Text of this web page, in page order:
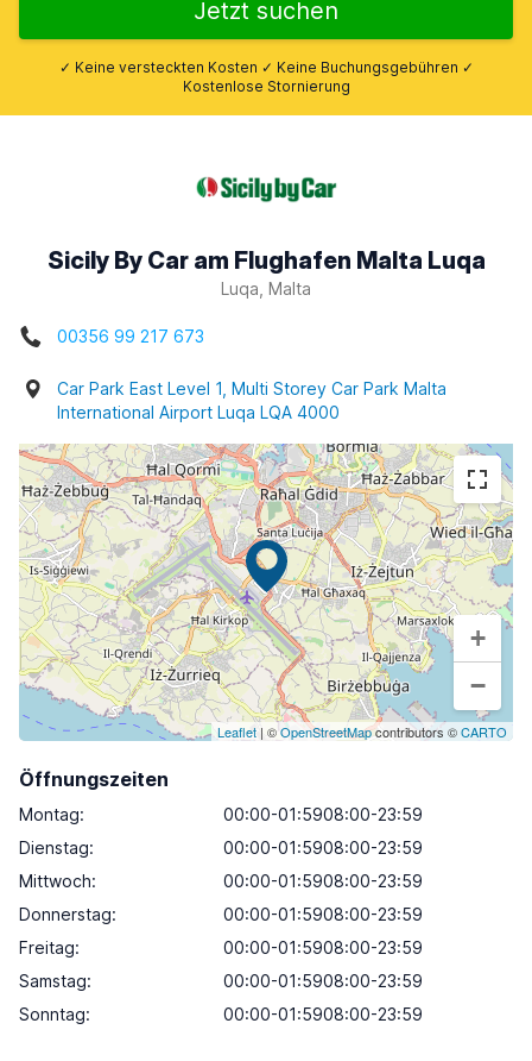
Jetzt suchen
✓ Keine versteckten Kosten ✓ Keine Buchungsgebühren ✓
Kostenlose Stornierung
Sicily By Car am Flughafen Malta Luqa
Luqa, Malta
00356 99 217 673
Car Park East Level 1, Multi Storey Car Park Malta
International Airport Luqa LQA 4000
+
−
Leaflet | ©OpenStreetMapcontributors ©CARTO
Öffnungszeiten
Montag:
00:00-01:5908:00-23:59
Dienstag:
00:00-01:5908:00-23:59
Mittwoch:
00:00-01:5908:00-23:59
Donnerstag:
00:00-01:5908:00-23:59
Freitag:
00:00-01:5908:00-23:59
Samstag:
00:00-01:5908:00-23:59
Sonntag: 00:00-01:5908:00-23:59